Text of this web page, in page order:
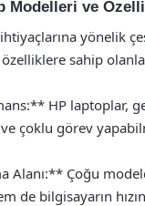
Modelleri ve
ihtiyaçlarına yönelik
sahip
HP laptoplar,
ve çoklu görev
Alanı:** Çoğu
de bilgisayarın